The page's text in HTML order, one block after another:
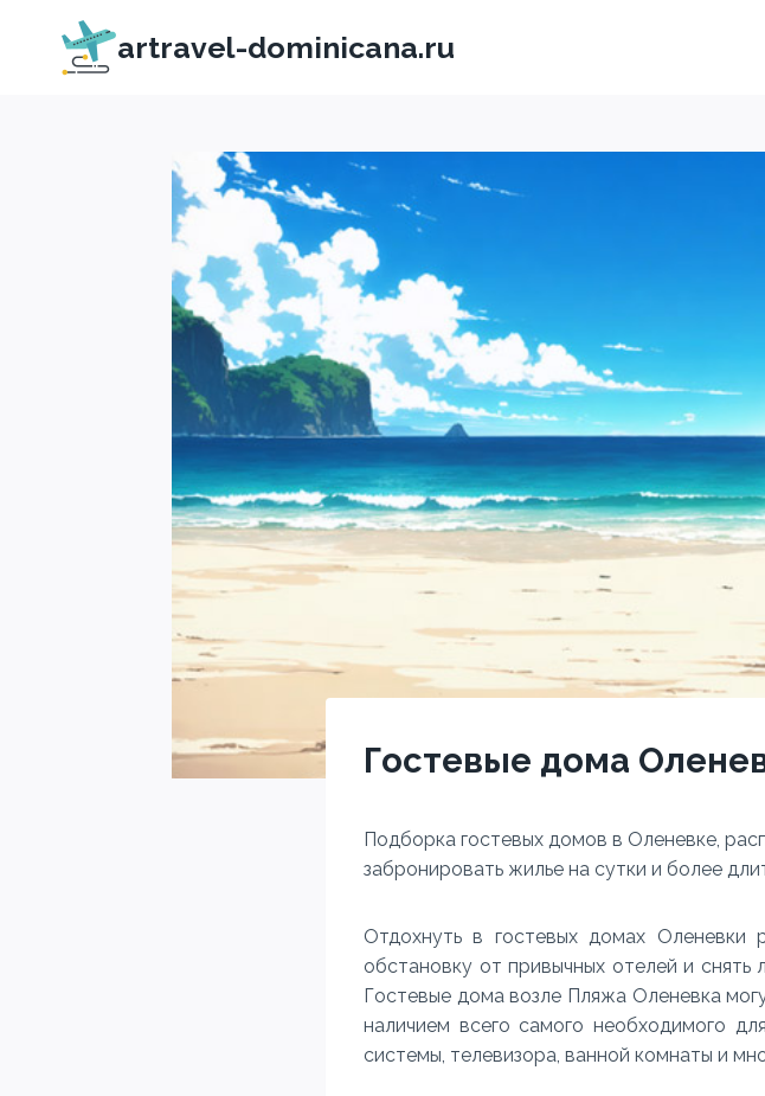
содержимому
artravel-dominicana.ru
Гостевые дома
Подборка гостевых домов в Оленевке,
забронировать жилье на сутки и более
Отдохнуть в гостевых домах
обстановку от привычных отелей и
Гостевые дома возле Пляжа Оленевка
наличием всего самого необходимого
системы, телевизора, ванной комнаты и